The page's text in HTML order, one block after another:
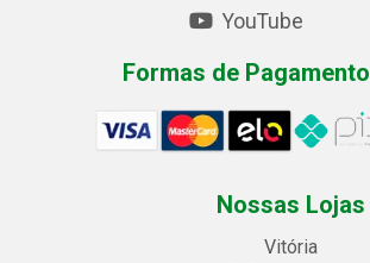
YouTube
Formas de Pagamento
Nossas Lojas
Vitória